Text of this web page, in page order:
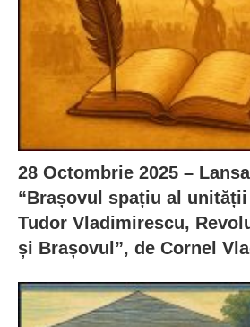
28 Octombrie 2025 –
“Brașovul spațiu al
Tudor Vladimirescu,
și Brașovul”, de Cornel